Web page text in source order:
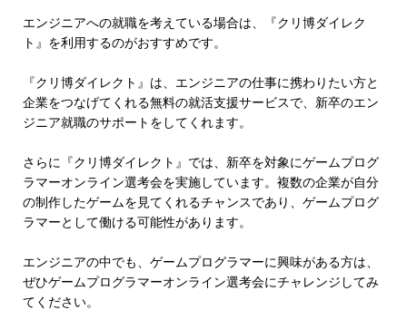
エンジニアへの就職を考えている場合は、『クリ博ダイレク
ト』を利用するのがおすすめです。
『クリ博ダイレクト』は、エンジニアの仕事に携わりたい方と
企業をつなげてくれる無料の就活支援サービスで、新卒のエン
ジニア就職のサポートをしてくれます。
さらに『クリ博ダイレクト』では、新卒を対象にゲームプログ
ラマーオンライン選考会を実施しています。複数の企業が自分
の制作したゲームを見てくれるチャンスであり、ゲームプログ
ラマーとして働ける可能性があります。
エンジニアの中でも、ゲームプログラマーに興味がある方は、
ぜひゲームプログラマーオンライン選考会にチャレンジしてみ
てください。